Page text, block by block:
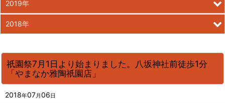
祇園祭7月1日より始まりました。八坂神社前徒歩1分
「やまなか雅陶祇園店」
2018年07月06日
2019年
2018年